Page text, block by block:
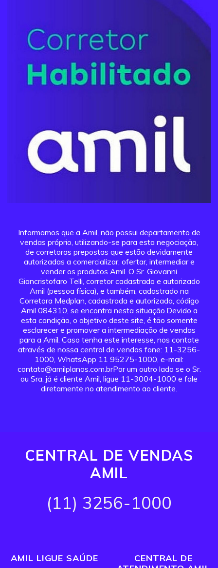
Informamos que a Amil, não possui departamento de
vendas próprio, utilizando-se para esta negociação,
de corretoras prepostas que estão devidamente
autorizadas a comercializar, ofertar, intermediar e
vender os produtos Amil. O Sr. Giovanni
Giancristofaro Telli, corretor cadastrado e autorizado
Amil (pessoa física), e também, cadastrado na
Corretora Medplan, cadastrada e autorizada, código
Amil 084310, se encontra nesta situação.Devido a
esta condição, o objetivo deste site, é tão somente
esclarecer e promover a intermediação de vendas
para a Amil. Caso tenha este interesse, nos contate
através de nossa central de vendas fone: 11-3256-
1000, WhatsApp 11 95275-1000, e-mail:
contato@amilplanos.com.brPor um outro lado se o Sr.
ou Sra. já é cliente Amil, ligue 11-3004-1000 e fale
diretamente no atendimento ao cliente.
CENTRAL DE VENDAS
AMIL
(11) 3256-1000
AMIL LIGUE SAÚDE
CENTRAL DE